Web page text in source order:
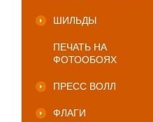
ШИЛЬДЫ
ПЕЧАТЬ НА
ФОТООБОЯХ
ПРЕСС ВОЛЛ
ФЛАГИ